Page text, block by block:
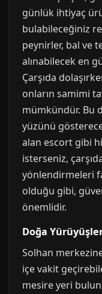
günlük ihtiyaç
bulabileceğiniz
peynirler, bal ve
alınabilecek en
Çarşıda
onların samimi
mümkündür. Bu
yüzünü
alan escort gibi
isterseniz,
yönlendirmeleri
olduğu gibi,
önemlidir.
Doğa
Solhan
içe vakit
mesire yeri